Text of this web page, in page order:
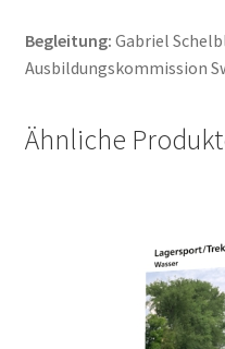
Begleitung: Gabriel
Ausbildungskommission
Ähnliche